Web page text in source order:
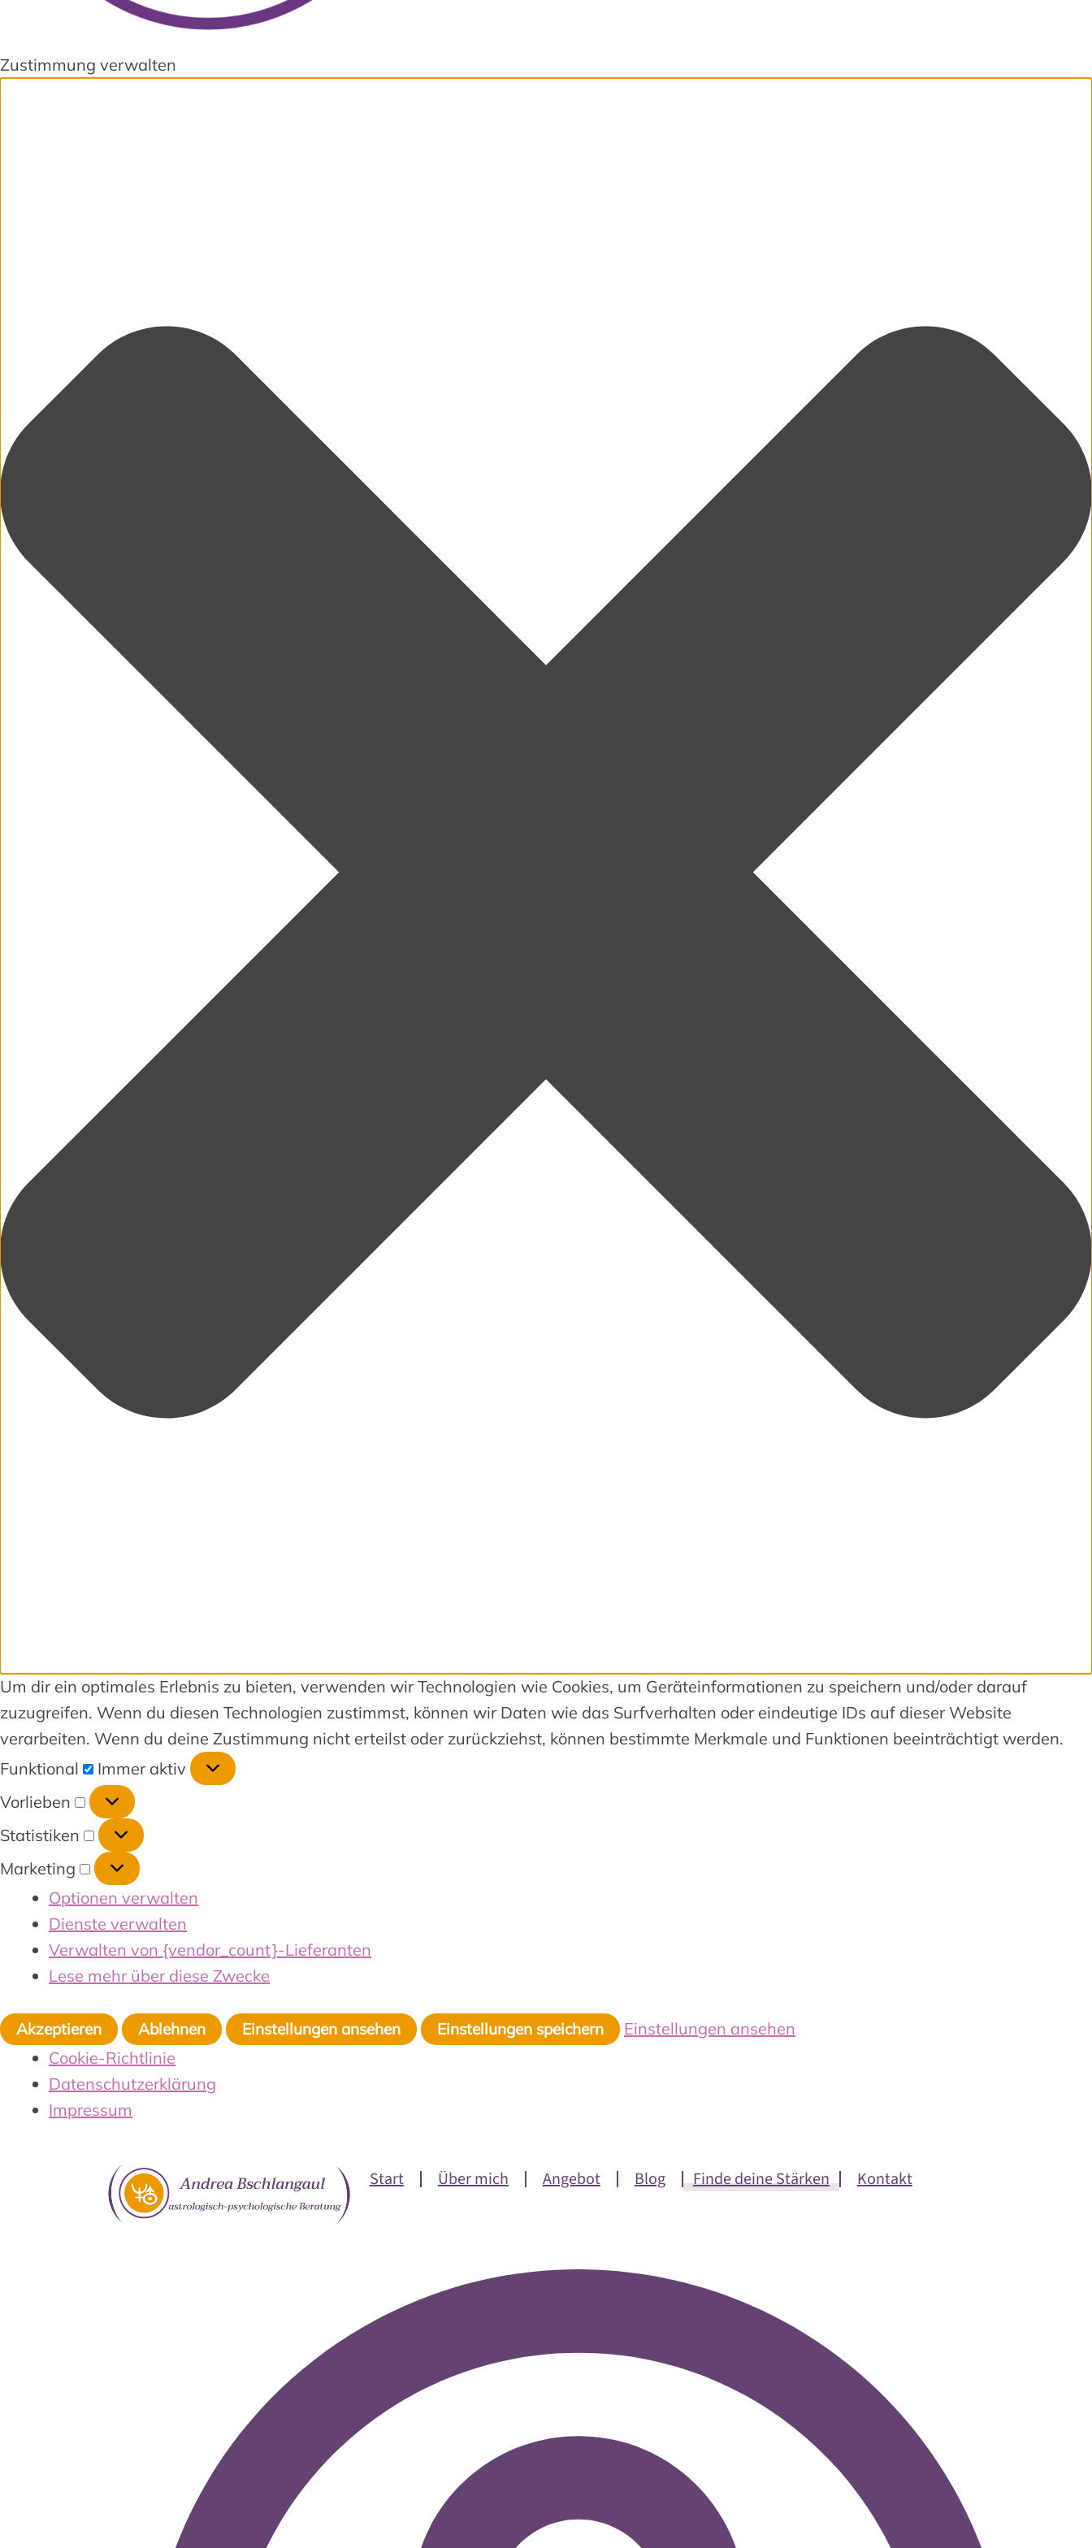
Zustimmung verwalten
Um dir ein optimales Erlebnis zu bieten, verwenden wir Technologien wie Cookies, um Geräteinformationen zu speichern und/oder darauf
zuzugreifen. Wenn du diesen Technologien zustimmst, können wir Daten wie das Surfverhalten oder eindeutige IDs auf dieser Website
verarbeiten. Wenn du deine Zustimmung nicht erteilst oder zurückziehst, können bestimmte Merkmale und Funktionen beeinträchtigt werden.
Funktional
Immer aktiv
Vorlieben
Statistiken
Marketing
Optionen verwalten
Dienste verwalten
Verwalten von {vendor_count}-Lieferanten
Lese mehr über diese Zwecke
Akzeptieren Ablehnen Einstellungen ansehen Einstellungen speichern
Einstellungen ansehen
Cookie-Richtlinie
Datenschutzerklärung
Impressum
Start Über mich Angebot Blog Finde deine Stärken Kontakt